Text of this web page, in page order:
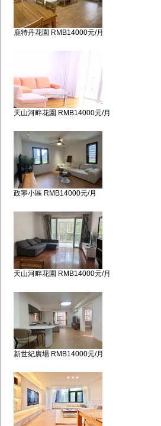
鹿特丹花園 RMB14000元/月
天山河畔花園 RMB14000元/月
政寧小區 RMB14000元/月
天山河畔花園 RMB14000元/月
新世紀廣場 RMB14000元/月